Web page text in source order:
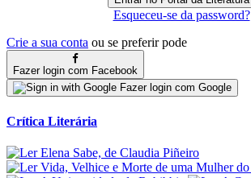
Esqueceu-se da password?
Crie a sua conta ou se preferir pode
Fazer login com Facebook
Fazer login com Google
Crítica Literária